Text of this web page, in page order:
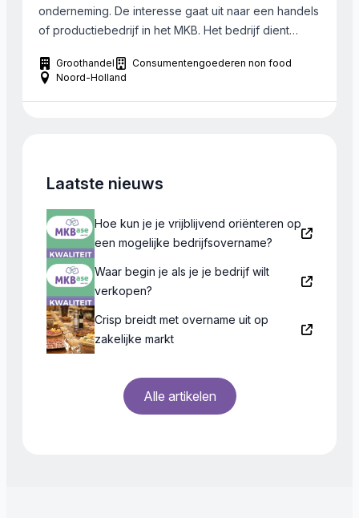
onderneming. De interesse gaat uit naar een handels
of productiebedrijf in het MKB. Het bedrijf dient
zowel uit naar een volledige overname als ook een
overname in gedeeltes. Bij het bedrijf werken bij
Groothandel
Consumentengoederen non food
Noord-Holland
Laatste nieuws
Hoe kun je je vrijblijvend oriënteren op
een mogelijke bedrijfsovername?
Waar begin je als je je bedrijf wilt
verkopen?
Crisp breidt met overname uit op
zakelijke markt
Alle artikelen